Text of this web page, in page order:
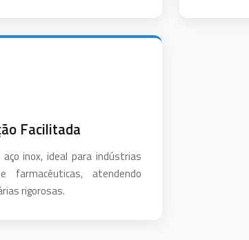
Facilitada
inox, ideal para indústrias
farmacêuticas, atendendo
rigorosas.